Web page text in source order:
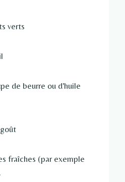
verts
de beurre ou d'huile
fraîches (par exemple